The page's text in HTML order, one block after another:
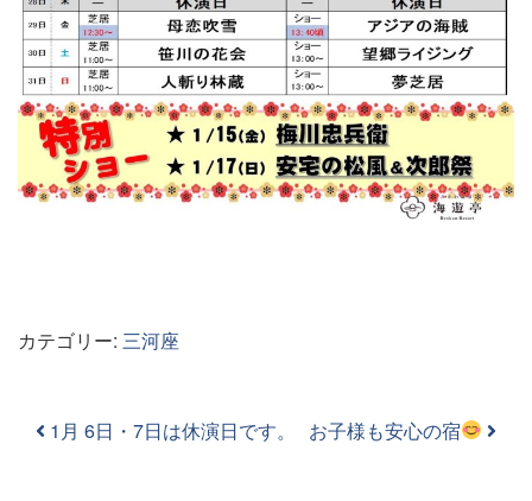
カテゴリー: 三河座
投稿ナビゲーション
1月 6日・7日は休演日です。 お子様も安心の宿